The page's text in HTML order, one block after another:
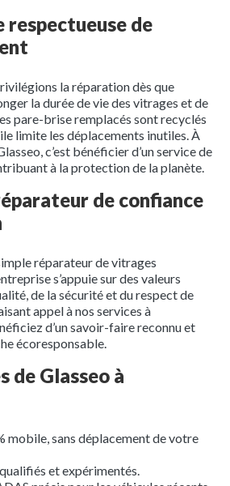
respectueuse de
la réparation dès que
la durée de vie des vitrages et de
pare-brise remplacés sont recyclés
limite les déplacements inutiles. À
c’est bénéficier d’un service de
à la protection de la planète.
de confiance
réparateur de vitrages
s’appuie sur des valeurs
de la sécurité et du respect de
appel à nos services à
d’un savoir-faire reconnu et
écoresponsable.
de Glasseo à
mobile, sans déplacement de votre
et expérimentés.